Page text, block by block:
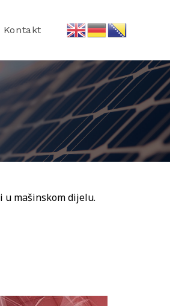
Kontakt
u mašinskom dijelu.